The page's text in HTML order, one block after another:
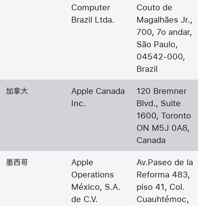
Computer
Brazil Ltda.
Couto de
Magalhães Jr.,
700, 7o andar,
São Paulo,
04542-000,
Brazil
加拿大
Apple Canada
Inc.
120 Bremner
Blvd., Suite
1600, Toronto
ON M5J 0A8,
Canada
墨西哥
Apple
Operations
México, S.A.
de C.V.
Av.Paseo de la
Reforma 483,
piso 41, Col.
Cuauhtémoc,